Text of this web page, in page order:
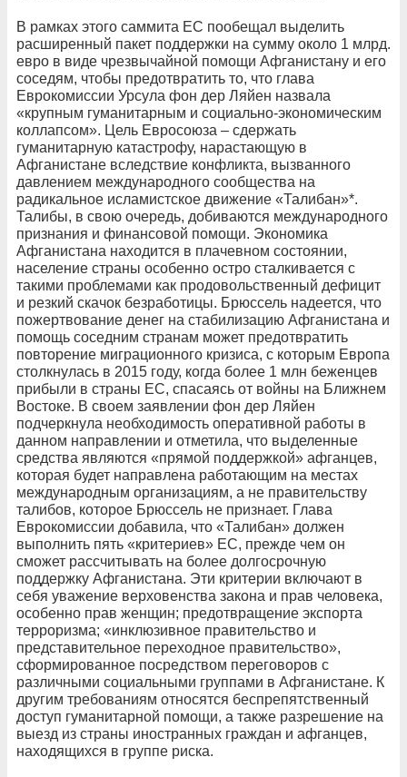
В рамках этого саммита ЕС пообещал выделить
расширенный пакет поддержки на сумму около 1 млрд.
евро в виде чрезвычайной помощи Афганистану и его
соседям, чтобы предотвратить то, что глава
Еврокомиссии Урсула фон дер Ляйен назвала
«крупным гуманитарным и социально-экономическим
коллапсом». Цель Евросоюза – сдержать
гуманитарную катастрофу, нарастающую в
Афганистане вследствие конфликта, вызванного
давлением международного сообщества на
радикальное исламистское движение «Талибан»*.
Талибы, в свою очередь, добиваются международного
признания и финансовой помощи. Экономика
Афганистана находится в плачевном состоянии,
население страны особенно остро сталкивается с
такими проблемами как продовольственный дефицит
и резкий скачок безработицы. Брюссель надеется, что
пожертвование денег на стабилизацию Афганистана и
помощь соседним странам может предотвратить
повторение миграционного кризиса, с которым Европа
столкнулась в 2015 году, когда более 1 млн беженцев
прибыли в страны ЕС, спасаясь от войны на Ближнем
Востоке. В своем заявлении фон дер Ляйен
подчеркнула необходимость оперативной работы в
данном направлении и отметила, что выделенные
средства являются «прямой поддержкой» афганцев,
которая будет направлена работающим на местах
международным организациям, а не правительству
талибов, которое Брюссель не признает. Глава
Еврокомиссии добавила, что «Талибан» должен
выполнить пять «критериев» ЕС, прежде чем он
сможет рассчитывать на более долгосрочную
поддержку Афганистана. Эти критерии включают в
себя уважение верховенства закона и прав человека,
особенно прав женщин; предотвращение экспорта
терроризма; «инклюзивное правительство и
представительное переходное правительство»,
сформированное посредством переговоров с
различными социальными группами в Афганистане. К
другим требованиям относятся беспрепятственный
доступ гуманитарной помощи, а также разрешение на
выезд из страны иностранных граждан и афганцев,
находящихся в группе риска.